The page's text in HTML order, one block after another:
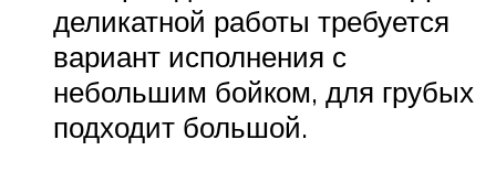
деликатной работы требуется
вариант исполнения с
небольшим бойком, для грубых
подходит большой.